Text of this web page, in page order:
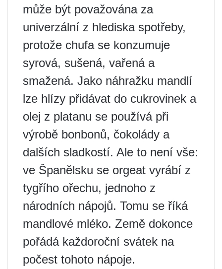
může být považována za
univerzální z hlediska spotřeby,
protože chufa se konzumuje
syrová, sušená, vařená a
smažená. Jako náhražku mandlí
lze hlízy přidávat do cukrovinek a
olej z platanu se používá při
výrobě bonbonů, čokolády a
dalších sladkostí. Ale to není vše:
ve Španělsku se orgeat vyrábí z
tygřího ořechu, jednoho z
národních nápojů. Tomu se říká
mandlové mléko. Země dokonce
pořádá každoroční svátek na
počest tohoto nápoje.